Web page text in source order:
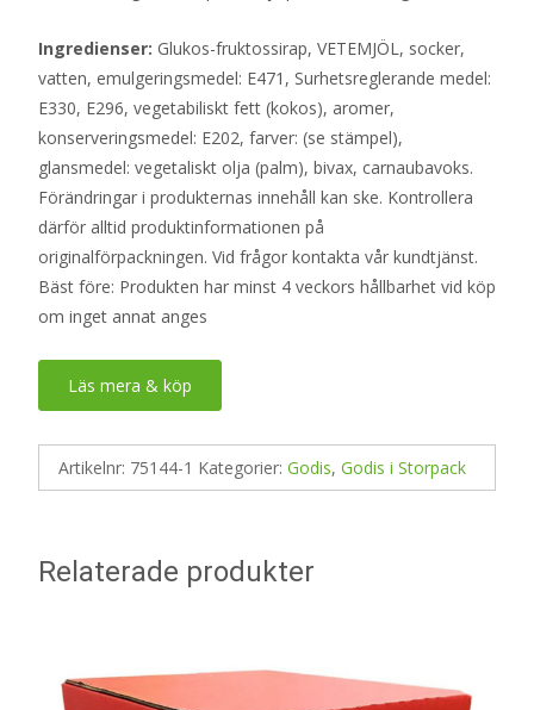
Ingredienser: Glukos-fruktossirap, VETEMJÖL, socker,
vatten, emulgeringsmedel: E471, Surhetsreglerande medel:
E330, E296, vegetabiliskt fett (kokos), aromer,
konserveringsmedel: E202, farver: (se stämpel),
glansmedel: vegetaliskt olja (palm), bivax, carnaubavoks.
Förändringar i produkternas innehåll kan ske. Kontrollera
därför alltid produktinformationen på
originalförpackningen. Vid frågor kontakta vår kundtjänst.
Bäst före: Produkten har minst 4 veckors hållbarhet vid köp
om inget annat anges
Läs mera & köp
Artikelnr: 75144-1 Kategorier: Godis, Godis i Storpack
Relaterade produkter